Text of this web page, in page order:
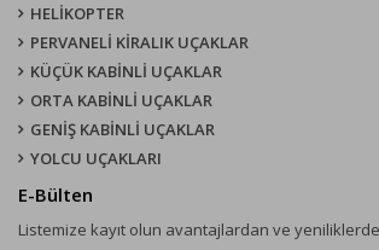
HELİKOPTER
PERVANELİ KİRALIK UÇAKLAR
KÜÇÜK KABİNLİ UÇAKLAR
ORTA KABİNLİ UÇAKLAR
GENİŞ KABİNLİ UÇAKLAR
YOLCU UÇAKLARI
E-Bülten
Listemize kayıt olun avantajlardan ve